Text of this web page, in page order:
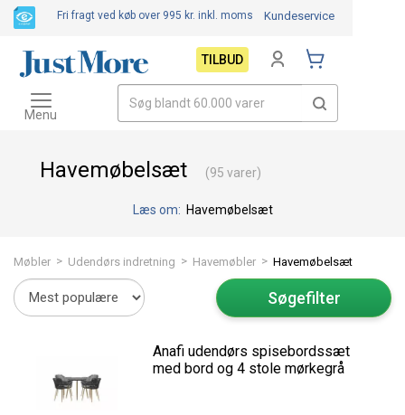
Havemøbelsæt (95 varer)
Læs om: Havemøbelsæt
Møbler > Udendørs indretning > Havemøbler > Havemøbelsæt
Søgefilter
Anafi udendørs spisebordssæt
med bord og 4 stole mørkegrå
Fri fragt ved køb over 995 kr. inkl. moms Kundeservice
TILBUD
Toggle
navigation
Menu